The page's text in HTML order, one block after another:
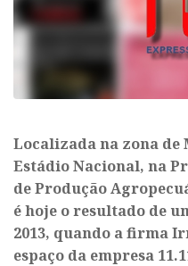
Localizada na zona de
Estádio Nacional, na
de Produção
é hoje o resultado de
2013, quando a firma
espaço da empresa